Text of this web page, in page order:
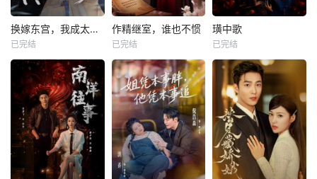
换嫁东宫，我成太子心尖宠
已完结
作精继室，谁也不惯
已完结
璜中歌
已完结